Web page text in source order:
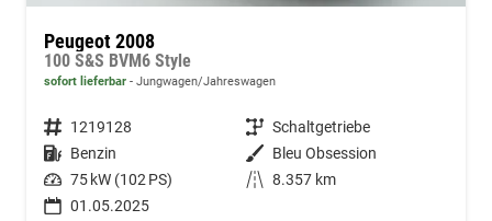
Peugeot 2008
100 S&S BVM6 Style
sofort lieferbar Jungwagen/Jahreswagen
Fahrzeugnummer 1219128 Getriebe Schaltgetriebe
Kraftstoff Benzin Außenfarbe Bleu Obsession
Leistung 75 kW (102 PS) Kilometerstand 8.357 km
01.05.2025